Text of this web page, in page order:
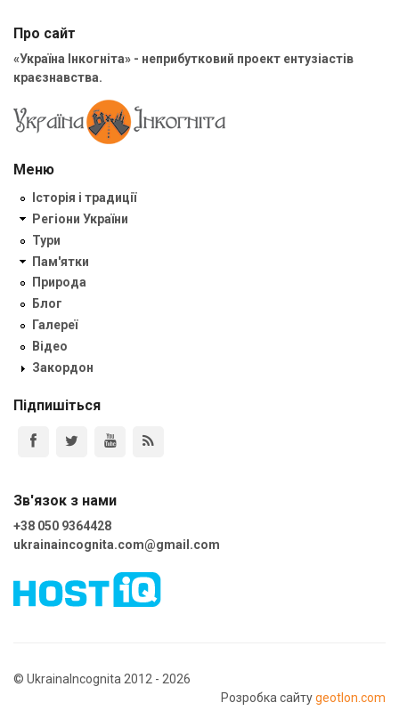
Про сайт
«Україна Інкогніта» - неприбутковий проект ентузіастів
краєзнавства.
Меню
Історія і традиції
Регіони України
Тури
Пам'ятки
Природа
Блог
Галереї
Відео
Закордон
Підпишіться
Зв'язок з нами
+38 050 9364428
ukrainaincognita.com@gmail.com
© UkrainaIncognita 2012 - 2026
Розробка сайтуgeotlon.com